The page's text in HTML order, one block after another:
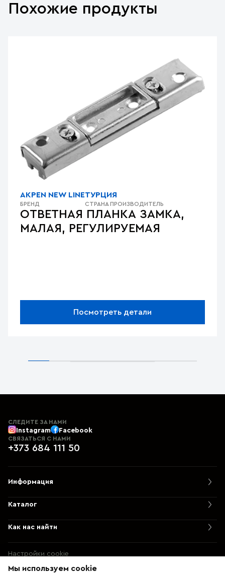
Похожие продукты
ОТВЕТНАЯ ПЛАНКА ЗАМКА,
МАЛАЯ, РЕГУЛИРУЕМАЯ
AKPEN NEW LINE
БРЕНД
ТУРЦИЯ
СТРАНА ПРОИЗВОДИТЕЛЬ
Посмотреть детали
СЛЕДИТЕ ЗА НАМИ
Instagram Facebook
СВЯЗАТЬСЯ С НАМИ
+373 684 111 50
Информация
Каталог
Как нас найти
Настройки cookie
Политика использования cookie
Мы используем cookie